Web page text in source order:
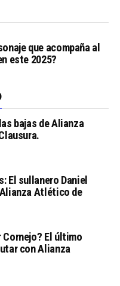
que acompaña al
este 2025?
bajas de Alianza
El sullanero Daniel
Atlético de
Cornejo? El último
con Alianza